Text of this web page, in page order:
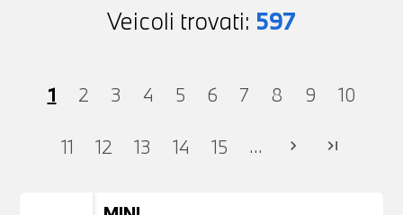
Veicoli trovati: 597
1 2 3 4 5 6 7 8 9 10
11 12 13 14 15 ... chevron_right last_page